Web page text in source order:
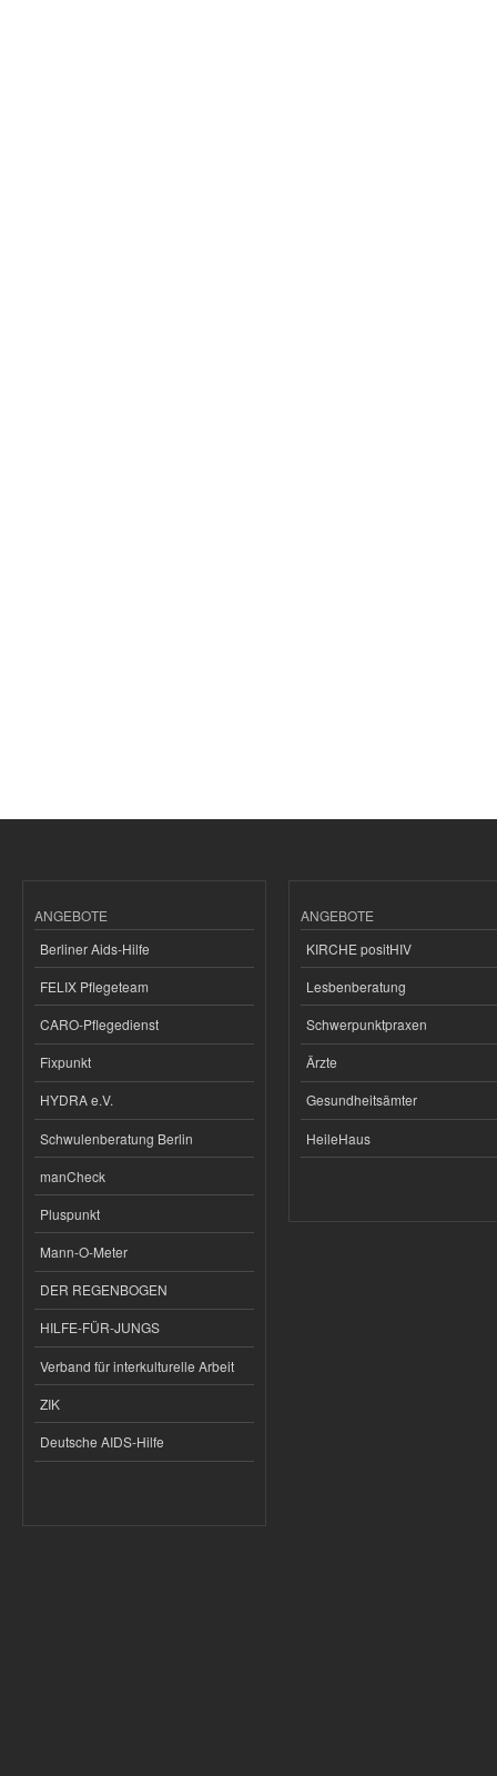
ANGEBOTE
Berliner Aids-Hilfe
FELIX Pflegeteam
CARO-Pflegedienst
Fixpunkt
HYDRA e.V.
Schwulenberatung Berlin
manCheck
Pluspunkt
Mann-O-Meter
DER REGENBOGEN
HILFE-FÜR-JUNGS
Verband für interkulturelle Arbeit
ZIK
Deutsche AIDS-Hilfe
ANGEBOTE
KIRCHE positHIV
Lesbenberatung
Schwerpunktpraxen
Ärzte
Gesundheitsämter
HeileHaus